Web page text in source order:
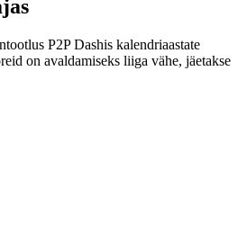
P2P Dashis kalendriaastate
on avaldamiseks liiga vähe, jäetakse